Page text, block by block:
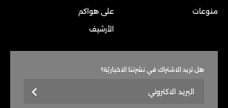
منوعات
على هواكم
الأرشيف
هل تريد الاشتراك في نشرتنا الاخباريّة؟